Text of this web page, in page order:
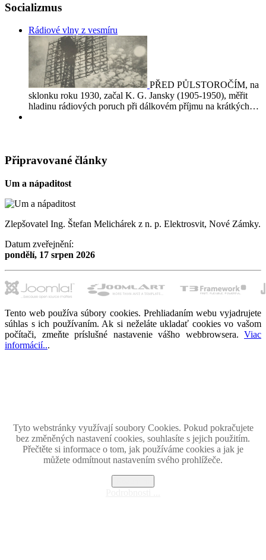
Socializmus
Rádiové vlny z vesmíru
PŘED PŮLSTOROČÍM, na
sklonku roku 1930, začal K. G. Jansky (1905-1950), měřit
hladinu rádiových poruch při dálkovém příjmu na krátkých…
Připravované články
Um a nápaditost
Zlepšovatel Ing. Štefan Melichárek z n. p. Elektrosvit, Nové Zámky.
Datum zveřejnění:
pondělí, 17 srpen 2026
Tento web používa súbory cookies. Prehliadaním webu vyjadrujete
súhlas s ich používaním. Ak si neželáte ukladať cookies vo vašom
počítači, zmeňte príslušné nastavenie vášho webbrowsera. Viac
informácií...
Tyto webstránky využívají soubory Cookies. Pokud pokračujete
bez změněných nastavení cookies, souhlasíte s jejich použitím.
Přečtěte si informace o tom, jak používáme cookies a jak je
můžete odmítnout nastavením svého prohlížeče.